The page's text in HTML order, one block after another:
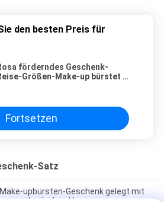
den besten Preis für
förderndes Geschenk-
Größen-Make-up bürstet 10
Fortsetzen
Satz
upbürsten-Geschenk gelegt mit